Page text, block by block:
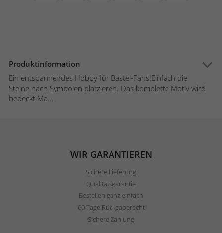
Produktinformation
Ein entspannendes Hobby für Bastel-Fans!Einfach die
Steine nach Symbolen platzieren. Das komplette Motiv wird
bedeckt.Ma...
WIR GARANTIEREN
Sichere Lieferung
Qualitätsgarantie
Bestellen ganz einfach
60 Tage Rückgaberecht
Sichere Zahlung